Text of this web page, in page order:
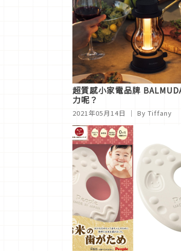
超質感小家電品牌
力呢？
2021年05月14日 ｜ By Tiffany